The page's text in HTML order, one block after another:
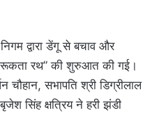
द्वारा डेंगू से बचाव और
रथ” की शुरुआत की गई।
चौहान, सभापति श्री डिग्रीलाल
सिंह क्षत्रिय ने हरी झंडी